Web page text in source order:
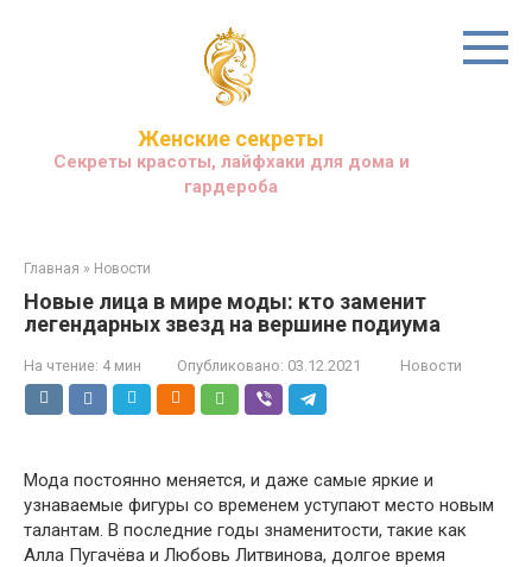
Женские секреты
Секреты красоты, лайфхаки для дома и
гардероба
Главная » Новости
Новые лица в мире моды: кто заменит
легендарных звезд на вершине подиума
На чтение: 4 мин Опубликовано: 03.12.2021 Новости
Мода постоянно меняется, и даже самые яркие и
узнаваемые фигуры со временем уступают место новым
талантам. В последние годы знаменитости, такие как
Алла Пугачёва и Любовь Литвинова, долгое время